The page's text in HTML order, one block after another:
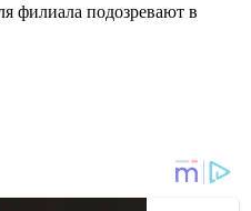
филиала подозревают в